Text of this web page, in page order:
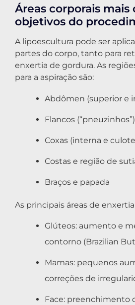
Áreas corporais mais
objetivos do
A lipoescultura pode ser
partes do corpo, tanto para
enxertia de gordura. As
para a aspiração são:
Abdômen (superior e
Flancos (“pneuzinhos”)
Coxas (interna e
Costas e região de
Braços e papada
As principais áreas de enxertia
Glúteos: aumento e
contorno (Brazilian
Mamas: pequenos
correções de
Face: preenchimento